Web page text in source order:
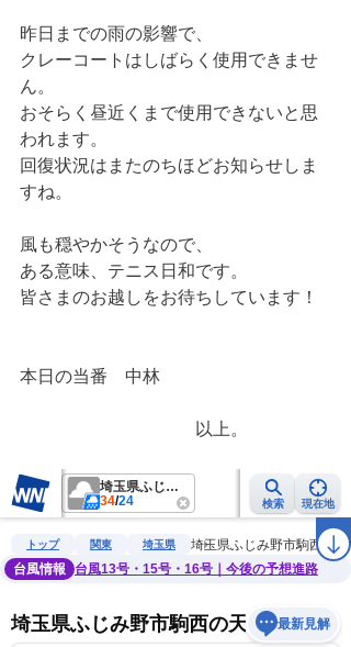
昨日までの雨の影響で、
クレーコートはしばらく使用できませ
ん。
おそらく昼近くまで使用できないと思
われます。
回復状況はまたのちほどお知らせしま
すね。
風も穏やかそうなので、
ある意味、テニス日和です。
皆さまのお越しをお待ちしています！
本日の当番　中林
以上。